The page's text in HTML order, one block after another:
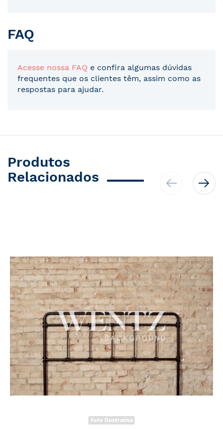
FAQ
Acesse nossa FAQ e confira algumas dúvidas
frequentes que os clientes têm, assim como as
respostas para ajudar.
Produtos
Relacionados
Foto Ilustrativa